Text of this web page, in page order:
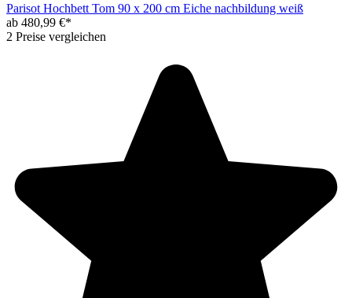
Parisot Hochbett Tom 90 x 200 cm Eiche nachbildung weiß
ab 480,99 €*
2 Preise vergleichen